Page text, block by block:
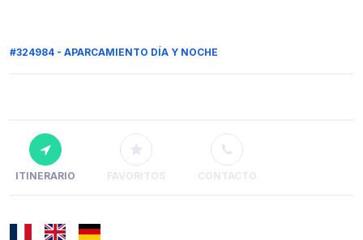
#324984 - APARCAMIENTO DÍA Y NOCHE
ITINERARIO FAVORITOS CONTACTO